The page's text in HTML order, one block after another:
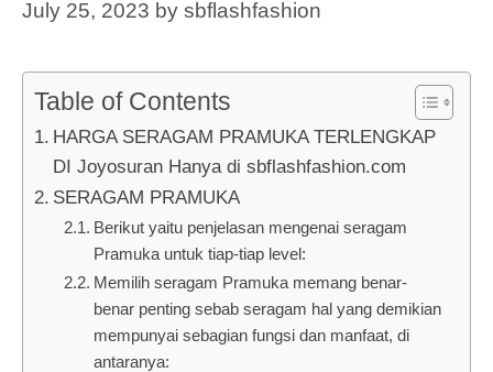
July 25, 2023 by sbflashfashion
Table of Contents
HARGA SERAGAM PRAMUKA TERLENGKAP
DI Joyosuran Hanya di sbflashfashion.com
SERAGAM PRAMUKA
Berikut yaitu penjelasan mengenai seragam
Pramuka untuk tiap-tiap level:
Memilih seragam Pramuka memang benar-
benar penting sebab seragam hal yang demikian
mempunyai sebagian fungsi dan manfaat, di
antaranya: